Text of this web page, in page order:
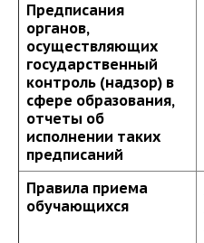
Предписания
органов,
осуществляющих
государственный
контроль (надзор) в
сфере образования,
отчеты об
исполнении таких
предписаний
Правила приема
обучающихся